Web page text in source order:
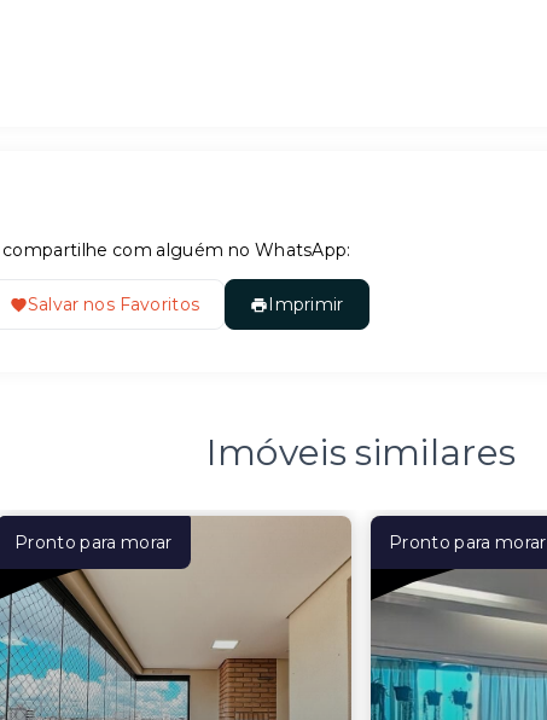
com alguém no WhatsApp:
Salvar nos Favoritos Imprimir
Imóveis similares
Pronto para morar Pronto para morar